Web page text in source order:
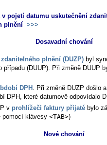
pojetí datumu uskutečnění
plnění >>>
Dosavadní chování
plnění (DUZP) byl
případu (DUUP). Při změně DUUP
DPH . Při změně DUZP došlo
DPH, které datumově odpovídalo
v prohlížeči faktury přijaté bylo
pomocí klávesy <TAB>)
Nové chování